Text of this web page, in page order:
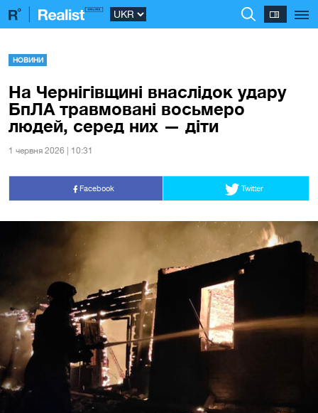
НОВИНИ
На Чернігівщині внаслідок удару
БпЛА травмовані восьмеро
людей, серед них — діти
1 червня 2026 | 10:31
Facebook Twitter